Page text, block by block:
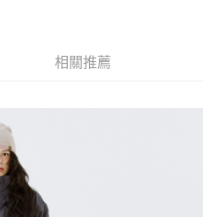
之契約關係目的，商店將以您的個人
台灣大哥大進項蒐集、處理及利用，
」之結帳頁面顯示為準，若有關於
之「AFTEE先享後付」服務完成之交
資料，並將交易相關給付款項請求債
下網址：
)免運費 相關推薦